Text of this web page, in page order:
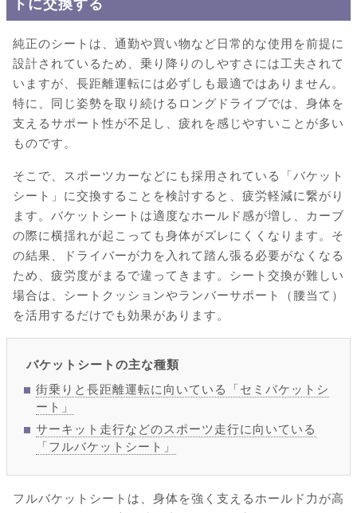
トに交換する
純正のシートは、通勤や買い物など日常的な使用を前提に
設計されているため、乗り降りのしやすさには工夫されて
いますが、長距離運転には必ずしも最適ではありません。
特に、同じ姿勢を取り続けるロングドライブでは、身体を
支えるサポート性が不足し、疲れを感じやすいことが多い
ものです。
そこで、スポーツカーなどにも採用されている「バケット
シート」に交換することを検討すると、疲労軽減に繋がり
ます。バケットシートは適度なホールド感が増し、カーブ
の際に横揺れが起こっても身体がズレにくくなります。そ
の結果、ドライバーが力を入れて踏ん張る必要がなくなる
ため、疲労度がまるで違ってきます。シート交換が難しい
場合は、シートクッションやランバーサポート（腰当て）
を活用するだけでも効果があります。
バケットシートの主な種類
街乗りと長距離運転に向いている「セミバケットシ
ート」
サーキット走行などのスポーツ走行に向いている
「フルバケットシート」
フルバケットシートは、身体を強く支えるホールド力が高